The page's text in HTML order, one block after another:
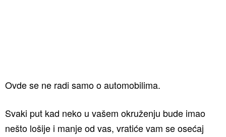
Ovde se ne radi samo o automobilima.
Svaki put kad neko u vašem okruženju bude imao
nešto lošije i manje od vas, vratiće vam se osećaj